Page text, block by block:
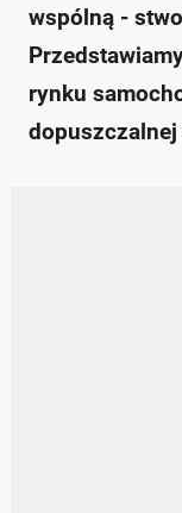
wspólną -
rynku
dopuszczalnej